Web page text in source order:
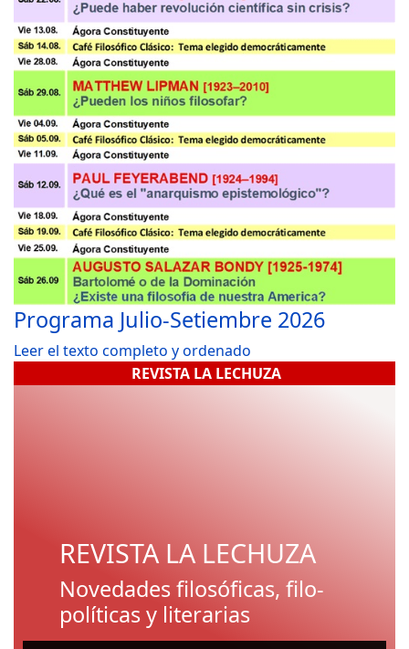
Programa Julio-Setiembre 2026
Leer el texto completo y ordenado
REVISTA LA LECHUZA
REVISTA LA LECHUZA
Novedades filosóficas, filo-
políticas y literarias